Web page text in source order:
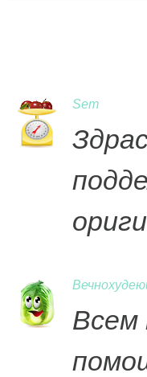
Sem
Всем